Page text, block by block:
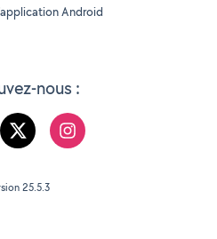
nous :
Android
25.5.3